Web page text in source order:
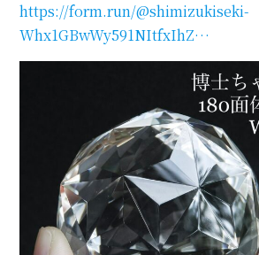
STOCK（完成品販売）
NEWS
https://form.run/@shimizukiseki-
Whx1GBwWy591NItfxIhZ…